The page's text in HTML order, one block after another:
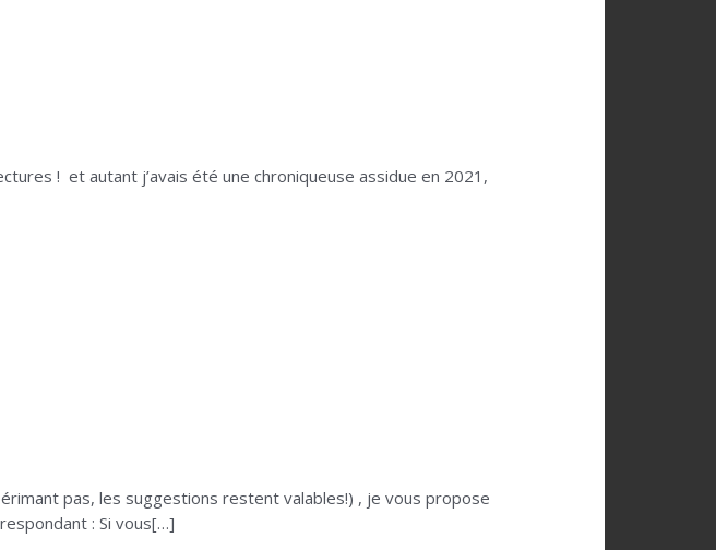
! et autant j’avais été une chroniqueuse assidue en 2021,
pas, les suggestions restent valables!) , je vous propose
: Si vous[…]